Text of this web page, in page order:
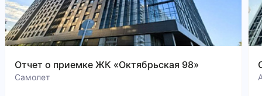
Отчет о приемке ЖК «Октябрьская 98»
Самолет